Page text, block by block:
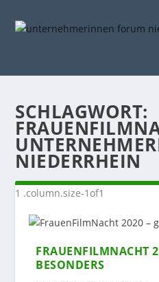
SCHLAGWORT:
NIEDERRHEIN
FRAUENFILMNACHT
BESONDERS